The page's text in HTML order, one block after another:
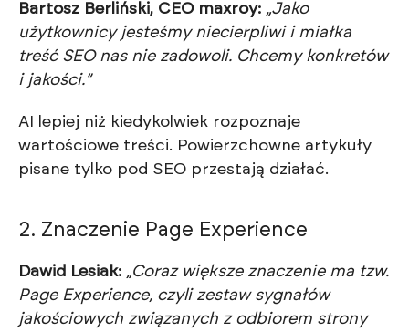
Bartosz Berliński, CEO maxroy: „Jako
użytkownicy jesteśmy niecierpliwi i miałka
treść SEO nas nie zadowoli. Chcemy konkretów
i jakości.”
AI lepiej niż kiedykolwiek rozpoznaje
wartościowe treści. Powierzchowne artykuły
pisane tylko pod SEO przestają działać.
2. Znaczenie Page Experience
Dawid Lesiak: „Coraz większe znaczenie ma tzw.
Page Experience, czyli zestaw sygnałów
jakościowych związanych z odbiorem strony